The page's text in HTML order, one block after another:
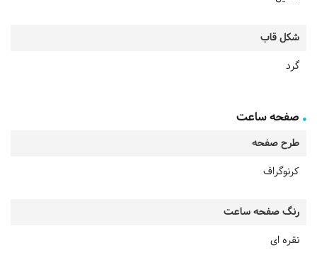
شکل قاب
گرد
صفحه ساعت
طرح صفحه
کرنوگراف
رنگ صفحه ساعت
نقره ای